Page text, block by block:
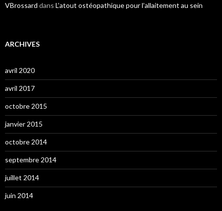
VBrossard dans L’atout ostéopathique pour l’allaitement au sein
ARCHIVES
avril 2020
avril 2017
octobre 2015
janvier 2015
octobre 2014
septembre 2014
juillet 2014
juin 2014